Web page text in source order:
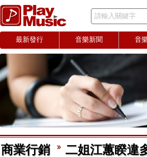
請輸入關鍵字
最新發行 音樂新聞 音
商業行銷
二姐江蕙睽違